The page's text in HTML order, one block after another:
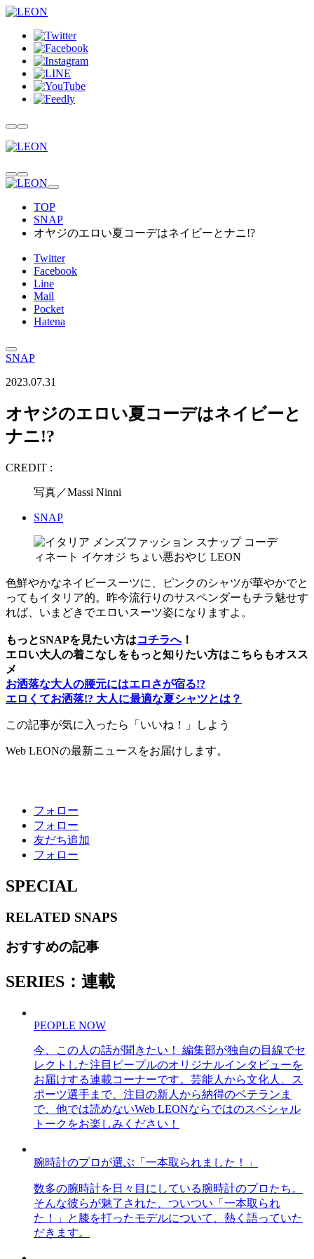
TOP
SNAP
オヤジのエロい夏コーデはネイビーとナニ!?
Twitter
Facebook
Line
Mail
Pocket
Hatena
SNAP
2023.07.31
オヤジのエロい夏コーデはネイビーと
ナニ!?
CREDIT :
写真／Massi Ninni
SNAP
色鮮やかなネイビースーツに、ピンクのシャツが華やかでと
ってもイタリア的。昨今流行りのサスペンダーもチラ魅せす
れば、いまどきでエロいスーツ姿になりますよ。
もっとSNAPを見たい方はコチラへ！
エロい大人の着こなしをもっと知りたい方はこちらもオスス
メ
お洒落な大人の腰元にはエロさが宿る!?
エロくてお洒落!? 大人に最適な夏シャツとは？
この記事が気に入ったら「いいね！」しよう
Web LEONの最新ニュースをお届けします。
フォロー
フォロー
友だち追加
フォロー
SPECIAL
RELATED SNAPS
おすすめの記事
SERIES：連載
PEOPLE NOW
今、この人の話が聞きたい！ 編集部が独自の目線でセ
レクトした注目ピープルのオリジナルインタビューを
お届けする連載コーナーです。芸能人から文化人、ス
ポーツ選手まで、注目の新人から納得のベテランま
で、他では読めないWeb LEONならではのスペシャル
トークをお楽しみください！
腕時計のプロが選ぶ「一本取られました！」
数多の腕時計を日々目にしている腕時計のプロたち。
そんな彼らが魅了された、ついつい「一本取られ
た！」と膝を打ったモデルについて、熱く語っていた
だきます。